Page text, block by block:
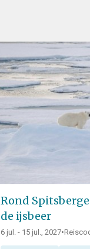
Rond
de ijsbeer
6 jul. - 15 jul., 2027•